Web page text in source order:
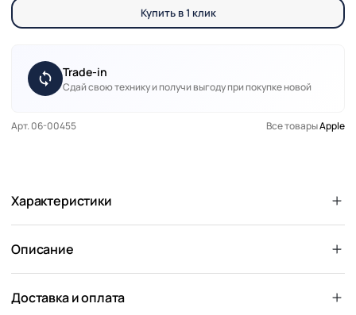
Купить в 1 клик
Trade-in
Сдай свою технику и получи выгоду при покупке новой
Арт. 06-00455 Все товарыApple
Характеристики
Описание
Доставка и оплата